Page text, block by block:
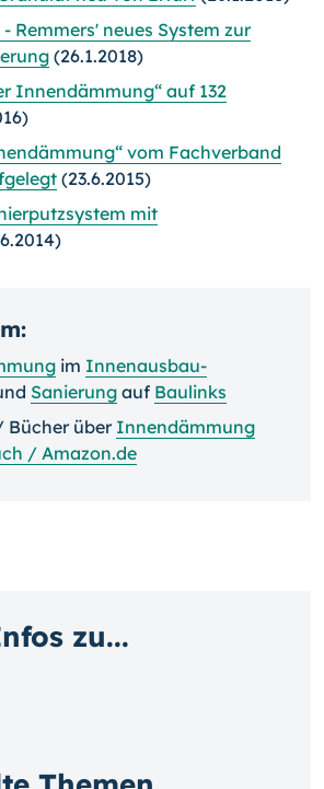
Remmers' neues System zur
(26.1.2018)
Innendämmung“ auf 132
vom Fachverband
(23.6.2015)
mit
im Innenausbau-
Sanierung auf Baulinks
Bücher über Innendämmung
/ Amazon.de
zu...